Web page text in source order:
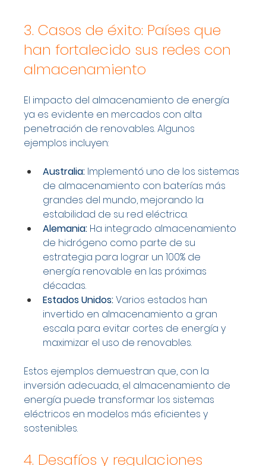
3. Casos de éxito: Países que
han fortalecido sus redes con
almacenamiento
El impacto del almacenamiento de energía
ya es evidente en mercados con alta
penetración de renovables. Algunos
ejemplos incluyen:
Australia: Implementó uno de los sistemas
de almacenamiento con baterías más
grandes del mundo, mejorando la
estabilidad de su red eléctrica.
Alemania: Ha integrado almacenamiento
de hidrógeno como parte de su
estrategia para lograr un 100% de
energía renovable en las próximas
décadas.
Estados Unidos: Varios estados han
invertido en almacenamiento a gran
escala para evitar cortes de energía y
maximizar el uso de renovables.
Estos ejemplos demuestran que, con la
inversión adecuada, el almacenamiento de
energía puede transformar los sistemas
eléctricos en modelos más eficientes y
sostenibles.
4. Desafíos y regulaciones